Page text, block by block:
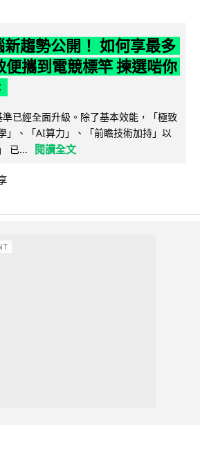
趨勢公開！ 如何享最多
攜到電競標竿 揀選啱你
已經全面升級。除了基本效能，「極致
」、「AI算力」、「前瞻技術加持」以
已...
閱讀全文